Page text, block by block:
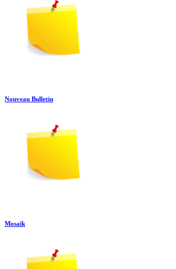
Nouveau Bulletin
Mosaïk